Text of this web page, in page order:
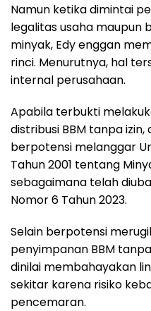
Namun ketika dimintai
legalitas usaha maupun
minyak, Edy enggan
rinci. Menurutnya, hal
internal perusahaan.
Apabila terbukti
distribusi BBM tanpa
berpotensi melanggar
Tahun 2001 tentang
sebagaimana telah
Nomor 6 Tahun 2023.
Selain berpotensi
penyimpanan BBM
dinilai membahayakan
sekitar karena risiko
pencemaran.